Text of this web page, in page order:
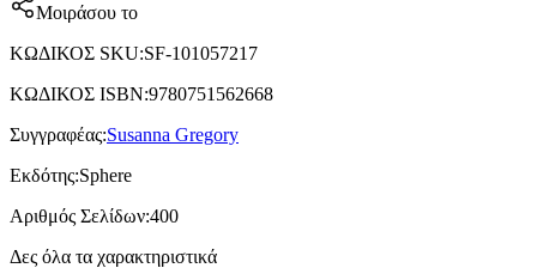
Μοιράσου το
ΚΩΔΙΚΟΣ SKU:SF-101057217
ΚΩΔΙΚΟΣ ISBN:9780751562668
Συγγραφέας:Susanna Gregory
Εκδότης:Sphere
Αριθμός Σελίδων:400
Δες όλα τα χαρακτηριστικά